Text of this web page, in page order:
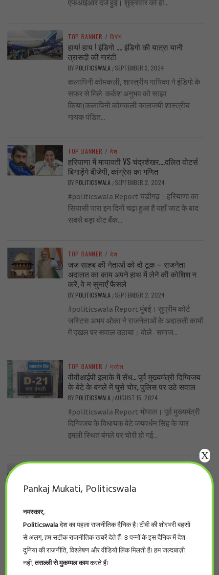
एफआईआर दर्ज हुई। शुक्रवार को ही...
TOP BANNER / विशेष
हाय! हाय ! इंडिगो …. इंडिगो की यात्रा यानी
त्रासदी की गारंटी
BY POLITICSWALA / SEPTEMBER 3, 2024
कलापिनी कोमकली, शास्त्रीय गायिका ने इंडिगो के
सफर से मिले कर्कश अनुभव को साझा
किया(कलापिनी कोमकली कालजयी शास्त्रीय
गायक पंडित...
TOP BANNER / देश
हरियाणा में मायावती VS चंद्रशेखर….दलित वोटर्स
बिगाड़ेंगे बीजेपी, कांग्रेस का गणित
BY POLITICSWALA / SEPTEMBER 2, 2024
#politicswala Report चंडीगढ़। हरियाणा का
सियासी पारा इन दिनों चढ़ा हुआ है यहाँ जाट के बाद
सबसे बड़ा वोट बैंक...
TOP BANNER / देश
जज साहब की नेताओं को दो टूक – राजनेता
अदालत का काम अपने हाथ में लेने की कोशिश न
करें, वे न सुनाएँ फैसले
BY POLITICSWALA / SEPTEMBER 2, 2024
#politicswala Report मुंबई। सुप्रीम कोर्ट
जस्टिस अभय ओका ने राजनेताओं के अदालती कामों
में दखल पर सवाल उठाया। बोले- समाज...
TOP BANNER / प्रदेश
वीवीआईपी इलाके में सेंध… पूर्व मुख्यमंत्री दिग्विजय
के बेटे के बंगले में घुसे चोर, पुलिस पर उठे सवाल
BY POLITICSWALA /AUGUST 15, 2024
#politicswala Report भोपाल। पूर्व मुख्यमंत्री
दिग्विजय के विधायक बेटे जयवर्धन सिंह के चार
इमली स्थित बंगले पर चोरी हो गई...
लीजिये …..बस में जगह नहीं, जहाज की सीट गीली
दिल्ली से भोपाल की इंडिगो से हुई कष्टप्रद हवाई
यात्रा पर एक पत्र...
Pankaj Mukati, Politicswala
नमस्कार,
Politicswalaदेश का पहला राजनीतिक दैनिक है। टीवी की शोरभरी बहसों
से अलग, हम सटीक राजनीतिक खबरें देते हैं। 8 पन्नों के इस दैनिक में देश-
दुनिया की राजनीति, विश्लेषण और वीडियो लिंक मिलती है। हम जल्दबाज़ी
नहीं,तसल्ली से मुकम्मल कामकरते हैं।
X